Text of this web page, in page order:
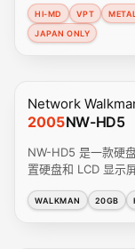
HI-MD VPT
JAPAN ONLY
Network
2005NW-HD5
NW-HD5 是一款硬
置硬盘和 LCD 显示屏
WALKMAN 20GB